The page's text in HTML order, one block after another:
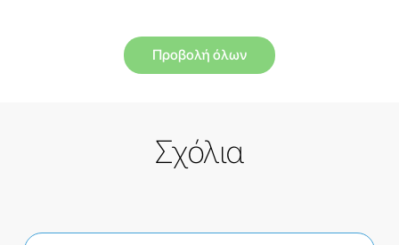
Προβολή όλων
Σχόλια